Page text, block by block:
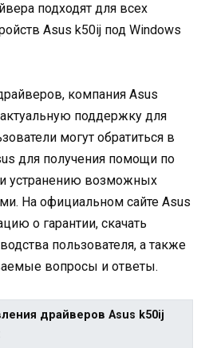
подходят для всех
Asus k50ij под Windows
компания Asus
поддержку для
могут обратиться в
для получения помощи по
и устранению возможных
На официальном сайте Asus
о гарантии, скачать
пользователя, а также
вопросы и ответы.
драйверов Asus k50ij